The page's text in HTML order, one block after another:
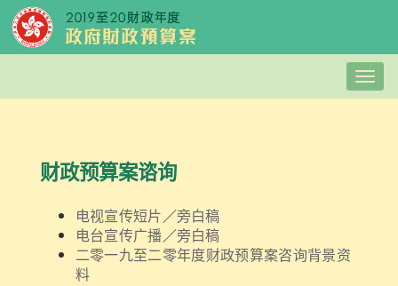
财政预算案谘询
电视宣传短片／旁白稿
电台宣传广播／旁白稿
二零一九至二零年度财政预算案咨询背景资
料